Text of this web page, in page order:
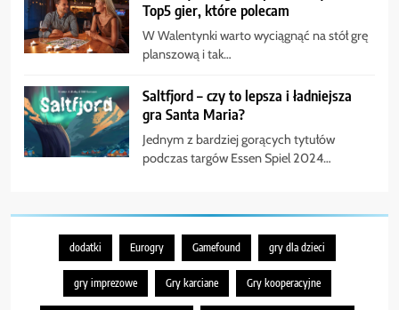
Top5 gier, które polecam
W Walentynki warto wyciągnąć na stół grę
planszową i tak…
Saltfjord – czy to lepsza i ładniejsza
gra Santa Maria?
Jednym z bardziej gorących tytułów
podczas targów Essen Spiel 2024…
dodatki Eurogry Gamefound gry dla dzieci
gry imprezowe Gry karciane Gry kooperacyjne